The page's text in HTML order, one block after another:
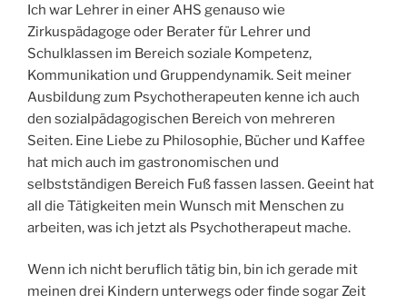
Ich war Lehrer in einer AHS genauso wie
Zirkuspädagoge oder Berater für Lehrer und
Schulklassen im Bereich soziale Kompetenz,
Kommunikation und Gruppendynamik. Seit meiner
Ausbildung zum Psychotherapeuten kenne ich auch
den sozialpädagogischen Bereich von mehreren
Seiten. Eine Liebe zu Philosophie, Bücher und Kaffee
hat mich auch im gastronomischen und
selbstständigen Bereich Fuß fassen lassen. Geeint hat
all die Tätigkeiten mein Wunsch mit Menschen zu
arbeiten, was ich jetzt als Psychotherapeut mache.
Wenn ich nicht beruflich tätig bin, bin ich gerade mit
meinen drei Kindern unterwegs oder finde sogar Zeit